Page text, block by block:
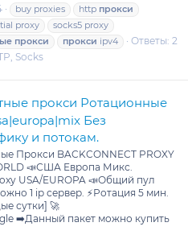
buy proxies http прокси
proxy
socks5 proxy
прокси прокси ipv4
Ответы: 2
Socks
прокси Ротационные
Без
и потокам.
Прокси BACKCONNECT PROXY
📣США Европа Микс.
USA/EUROPA 📣Общий пул
1 ip сервер. ⚡️Ротация 5 мин.
сутки] 🚀
➡️Данный пакет можно купить